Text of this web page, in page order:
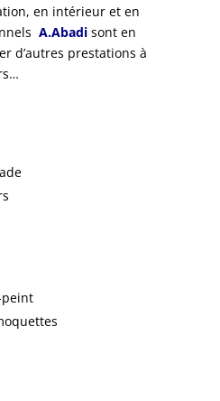
en intérieur et en
A.Abadisont en
d’autres prestations à